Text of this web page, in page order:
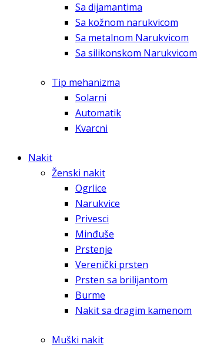
Sa dijamantima
Sa kožnom narukvicom
Sa metalnom Narukvicom
Sa silikonskom Narukvicom
Tip mehanizma
Solarni
Automatik
Kvarcni
Nakit
Ženski nakit
Ogrlice
Narukvice
Privesci
Minđuše
Prstenje
Verenički prsten
Prsten sa brilijantom
Burme
Nakit sa dragim kamenom
Muški nakit